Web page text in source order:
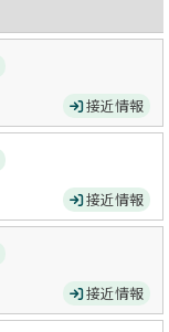
接近情報
接近情報
接近情報